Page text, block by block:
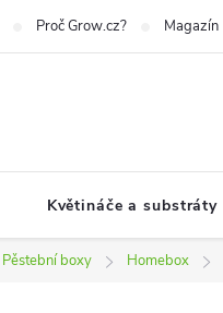
Proč Grow.cz? Magazín
Květináče a substráty
Pěstební boxy Homebox